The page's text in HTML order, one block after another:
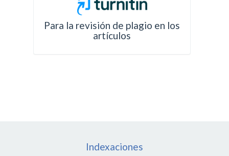
Para la revisión de plagio en los
artículos
Indexaciones